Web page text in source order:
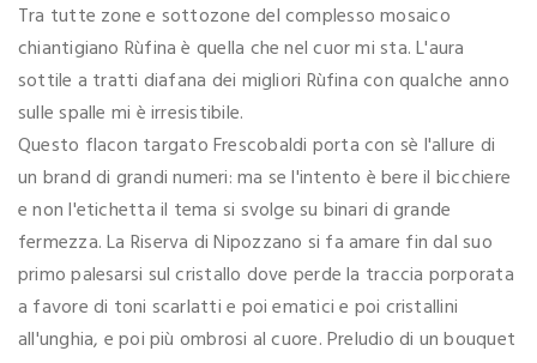
Tra tutte zone e sottozone del complesso mosaico
chiantigiano Rùfina è quella che nel cuor mi sta. L'aura
sottile a tratti diafana dei migliori Rùfina con qualche anno
sulle spalle mi è irresistibile.
Questo flacon targato Frescobaldi porta con sè l'allure di
un brand di grandi numeri: ma se l'intento è bere il bicchiere
e non l'etichetta il tema si svolge su binari di grande
fermezza. La Riserva di Nipozzano si fa amare fin dal suo
primo palesarsi sul cristallo dove perde la traccia porporata
a favore di toni scarlatti e poi ematici e poi cristallini
all'unghia, e poi più ombrosi al cuore. Preludio di un bouquet